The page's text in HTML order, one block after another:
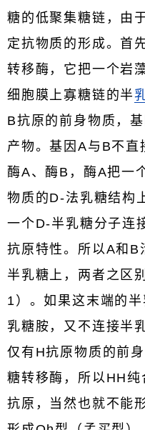
糖的低聚集糖链，由
定抗物质的形成。首
转移酶，它把一个岩
细胞膜上寡糖链的半
B抗原的前身物质，
产物。基因A与B不直
酶A、酶B，酶A把一
物质的D-法乳糖结构
一个D-半乳糖分子连
抗原特性。所以A和B
半乳糖上，两者之区
1）。如果这末端的
乳糖胺，又不连接半
仅有H抗原物质的前
糖转移酶，所以HH
抗原，当然也就不能